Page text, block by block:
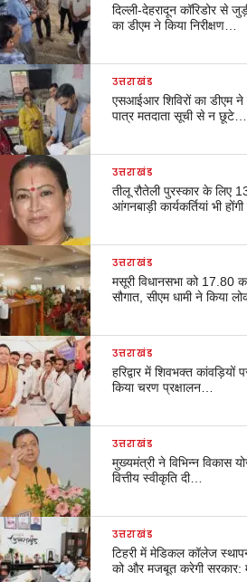
दिल्ली-देहरादून कॉरिडोर से
का डीएम ने किया निरीक्षण…
उत्तराखंड
एसआईआर शिविरों का डीएम ने
पात्र मतदाता सूची से न छूटे…
उत्तराखंड
तीलू रौतेली पुरस्कार के लिए
आंगनबाड़ी कार्यकर्तियां भी
उत्तराखंड
मसूरी विधानसभा को 17.80
सौगात, सीएम धामी ने किया
उत्तराखंड
हरिद्वार में शिवभक्त कांवड़ियों
किया चरण प्रक्षालन…
उत्तराखंड
मुख्यमंत्री ने विभिन्न विकास
वित्तीय स्वीकृति दी…
उत्तराखंड
टिहरी में मेडिकल कॉलेज
को और मजबूत करेगी सरकार: